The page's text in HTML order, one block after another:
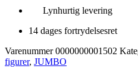
antal
Lynhurtig levering
14 dages fortrydelsesret
Varenummer0000000001502
figurer, JUMBO